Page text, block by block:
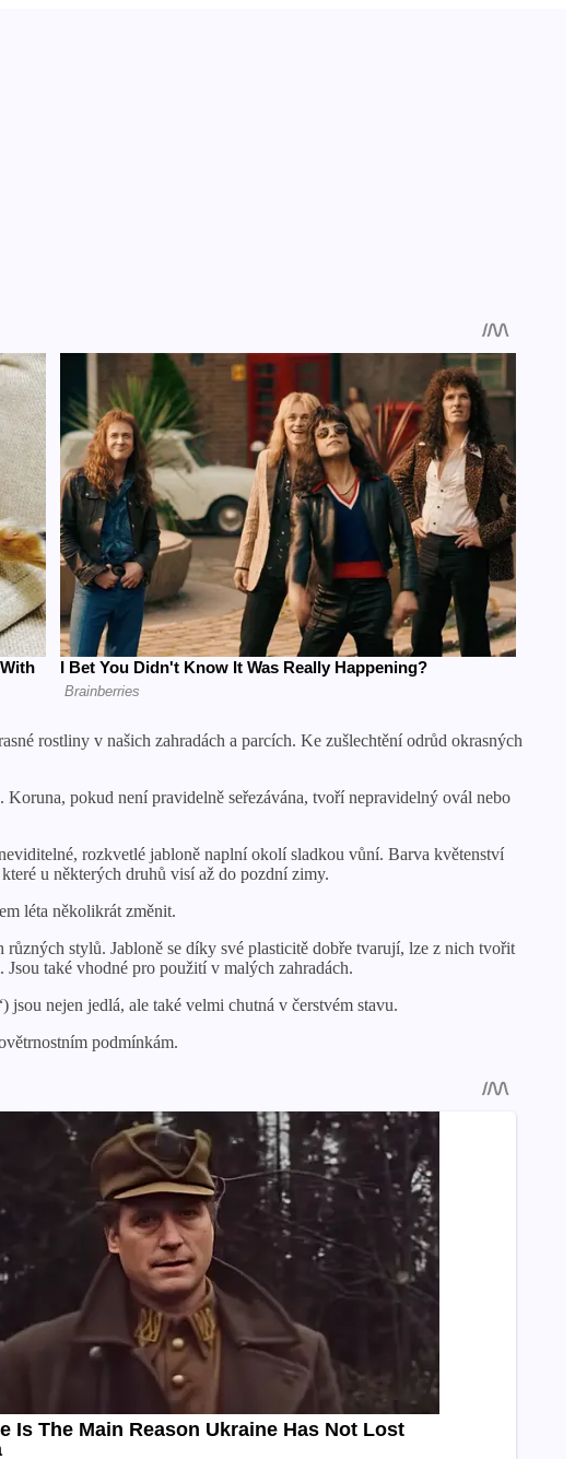
rostliny v našich zahradách a parcích. Ke zušlechtění odrůd okrasných
pokud není pravidelně seřezávána, tvoří nepravidelný ovál nebo
rozkvetlé jabloně naplní okolí sladkou vůní. Barva květenství
u některých druhů visí až do pozdní zimy.
léta několikrát změnit.
stylů. Jabloně se díky své plasticitě dobře tvarují, lze z nich tvořit
také vhodné pro použití v malých zahradách.
nejen jedlá, ale také velmi chutná v čerstvém stavu.
podmínkám.